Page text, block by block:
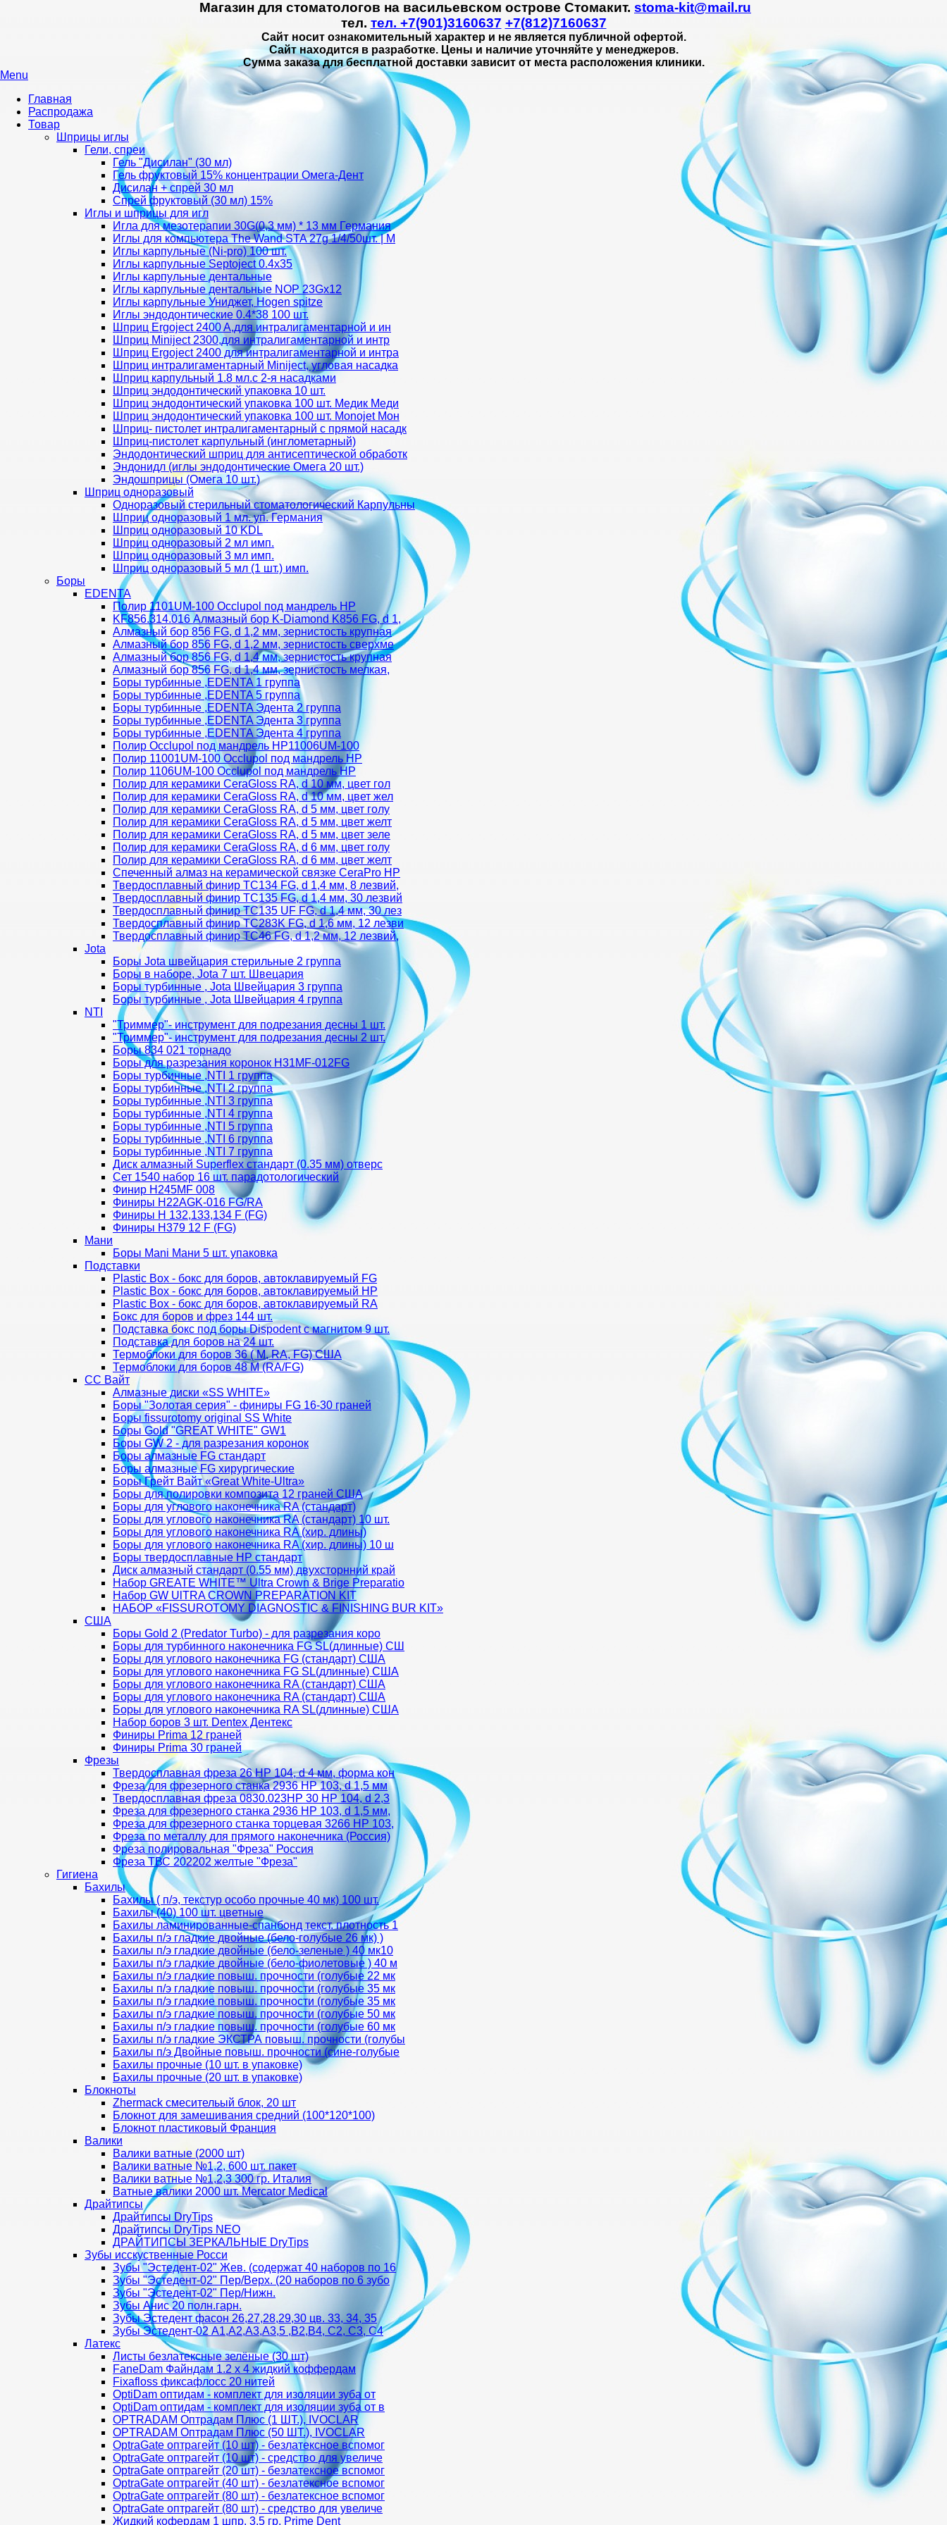
Магазин для стоматологов на васильевском острове Стомакит. stoma-kit@mail.ru
тел. тел. +7(901)3160637 +7(812)7160637
Сайт носит ознакомительный характер и не является публичной офертой.
Сайт находится в разработке. Цены и наличие уточняйте у менеджеров.
Сумма заказа для бесплатной доставки зависит от места расположения клиники.
Menu
Главная
Распродажа
Товар
Шприцы иглы
Гели, спреи
Гель "Дисилан" (30 мл)
Гель фруктовый 15% концентрации Омега-Дент
Дисилан + спрей 30 мл
Спрей фруктовый (30 мл) 15%
Иглы и шприцы для игл
Игла для мезотерапии 30G(0,3 мм) * 13 мм Германия
Иглы для компьютера The Wand STA 27g 1/4/50шт. | M
Иглы карпульные (Ni-pro) 100 шт.
Иглы карпульные Septoject 0.4х35
Иглы карпульные дентальные
Иглы карпульные дентальные NOP 23Gх12
Иглы карпульные Униджет, Hogen spitze
Иглы эндодонтические 0.4*38 100 шт.
Шприц Ergoject 2400 A,для интралигаментарной и ин
Шприц Miniject 2300,для интралигаментарной и интр
Шприц Ergoject 2400 для интралигаментарной и интра
Шприц интралигаментарный Miniject, угловая насадка
Шприц карпульный 1.8 мл.с 2-я насадками
Шприц эндодонтический упаковка 10 шт.
Шприц эндодонтический упаковка 100 шт. Медик Меди
Шприц эндодонтический упаковка 100 шт. Monojet Мон
Шприц- пистолет интралигаментарный с прямой насадк
Шприц-пистолет карпульный (инглометарный)
Эндодонтический шприц для антисептической обработк
Эндонидл (иглы эндодонтические Омега 20 шт.)
Эндошприцы (Омега 10 шт.)
Шприц одноразовый
Одноразовый стерильный стоматологический Карпульны
Шприц одноразовый 1 мл. уп. Германия
Шприц одноразовый 10 KDL
Шприц одноразовый 2 мл имп.
Шприц одноразовый 3 мл имп.
Шприц одноразовый 5 мл (1 шт.) имп.
Боры
EDENTA
Полир 1101UM-100 Occlupol под мандрель HP
KF856.314.016 Алмазный бор K-Diamond K856 FG, d 1,
Алмазный бор 856 FG, d 1,2 мм, зернистость крупная
Алмазный бор 856 FG, d 1,2 мм, зернистость сверхме
Алмазный бор 856 FG, d 1,4 мм, зернистость крупная
Алмазный бор 856 FG, d 1,4 мм, зернистость мелкая,
Боры турбинные ,EDENTA 1 группа
Боры турбинные ,EDENTA 5 группа
Боры турбинные ,EDENTA Эдента 2 группа
Боры турбинные ,EDENTA Эдента 3 группа
Боры турбинные ,EDENTA Эдента 4 группа
Полир Occlupol под мандрель HP11006UM-100
Полир 11001UM-100 Occlupol под мандрель HP
Полир 1106UM-100 Occlupol под мандрель HP
Полир для керамики CeraGloss RA, d 10 мм, цвет гол
Полир для керамики CeraGloss RA, d 10 мм, цвет жел
Полир для керамики CeraGloss RA, d 5 мм, цвет голу
Полир для керамики CeraGloss RA, d 5 мм, цвет желт
Полир для керамики CeraGloss RA, d 5 мм, цвет зеле
Полир для керамики CeraGloss RA, d 6 мм, цвет голу
Полир для керамики CeraGloss RA, d 6 мм, цвет желт
Спеченный алмаз на керамической связке CeraPro HP
Твердосплавный финир TC134 FG, d 1,4 мм, 8 лезвий,
Твердосплавный финир TC135 FG, d 1,4 мм, 30 лезвий
Твердосплавный финир TC135 UF FG, d 1,4 мм, 30 лез
Твердосплавный финир TC283K FG, d 1,6 мм, 12 лезви
Твердосплавный финир TC46 FG, d 1,2 мм, 12 лезвий,
Jota
Боры Jota швейцария стерильные 2 группа
Боры в наборе, Jota 7 шт. Швецария
Боры турбинные , Jota Швейцария 3 группа
Боры турбинные , Jota Швейцария 4 группа
NTI
"Триммер"- инструмент для подрезания десны 1 шт.
"Триммер"- инструмент для подрезания десны 2 шт.
Боры 834 021 торнадо
Боры для разрезания коронок H31MF-012FG
Боры турбинные ,NTI 1 группа
Боры турбинные ,NTI 2 группа
Боры турбинные ,NTI 3 группа
Боры турбинные ,NTI 4 группа
Боры турбинные ,NTI 5 группа
Боры турбинные ,NTI 6 группа
Боры турбинные ,NTI 7 группа
Диск алмазный Superflex стандарт (0.35 мм) отверс
Сет 1540 набор 16 шт. парадотологический
Финир H245MF 008
Финиры H22AGK-016 FG/RA
Финиры Н 132,133,134 F (FG)
Финиры Н379 12 F (FG)
Мани
Боры Mani Мани 5 шт. упаковка
Подставки
Plastic Box - бокс для боров, автоклавируемый FG
Plastic Box - бокс для боров, автоклавируемый HP
Plastic Box - бокс для боров, автоклавируемый RA
Бокс для боров и фрез 144 шт.
Подставка бокс под боры Dispodent с магнитом 9 шт.
Подставка для боров на 24 шт.
Термоблоки для боров 36 ( М, RA, FG) США
Термоблоки для боров 48 М (RA/FG)
СС Вайт
Алмазные диски «SS WHITE»
Боры "Золотая серия" - финиры FG 16-30 граней
Боры fissurotomy original SS White
Боры Gold "GREAT WHITE" GW1
Боры GW 2 - для разрезания коронок
Боры алмазные FG стандарт
Боры алмазные FG хирургические
Боры Грейт Вайт «Great White-Ultra»
Боры для полировки композита 12 граней США
Боры для углового наконечника RA (стандарт)
Боры для углового наконечника RA (стандарт) 10 шт.
Боры для углового наконечника RA (хир. длины)
Боры для углового наконечника RA (хир. длины) 10 ш
Боры твердосплавные НР стандарт
Диск алмазный стандарт (0.55 мм) двухсторнний край
Набор GREATE WHITE™ Ultra Crown & Brige Preparatio
Набор GW UlTRA CROWN PREPARATION KIT
НАБОР «FISSUROTOMY DIAGNOSTIC & FINISHING BUR KIT»
США
Боры Gold 2 (Predator Turbo) - для разрезания коро
Боры для турбинного наконечника FG SL(длинные) CШ
Боры для углового наконечника FG (стандарт) США
Боры для углового наконечника FG SL(длинные) CША
Боры для углового наконечника RA (стандарт) США
Боры для углового наконечника RA (стандарт) США
Боры для углового наконечника RA SL(длинные) CША
Набор боров 3 шт. Dentex Дентекс
Финиры Prima 12 граней
Финиры Prima 30 граней
Фрезы
Твердосплавная фреза 26 HP 104, d 4 мм, форма кон
Фреза для фрезерного станка 2936 HP 103, d 1,5 мм
Твердосплавная фреза 0830.023HP 30 HP 104, d 2,3
Фреза для фрезерного станка 2936 HP 103, d 1,5 мм,
Фреза для фрезерного станка торцевая 3266 HP 103,
Фреза по металлу для прямого наконечника (Россия)
Фреза полировальная "Фреза" Россия
Фреза ТВС 202202 желтые "Фреза"
Гигиена
Бахилы
Бахилы ( п/э, текстур особо прочные 40 мк) 100 шт.
Бахилы (40) 100 шт. цветные
Бахилы ламинированные-спанбонд текст. плотность 1
Бахилы п/э гладкие двойные (бело-голубые 26 мк) )
Бахилы п/э гладкие двойные (бело-зеленые ) 40 мк10
Бахилы п/э гладкие двойные (бело-фиолетовые ) 40 м
Бахилы п/э гладкие повыш. прочности (голубые 22 мк
Бахилы п/э гладкие повыш. прочности (голубые 35 мк
Бахилы п/э гладкие повыш. прочности (голубые 35 мк
Бахилы п/э гладкие повыш. прочности (голубые 50 мк
Бахилы п/э гладкие повыш. прочности (голубые 60 мк
Бахилы п/э гладкие ЭКСТРА повыш. прочности (голубы
Бахилы п/э Двойные повыш. прочности (сине-голубые
Бахилы прочные (10 шт. в упаковке)
Бахилы прочные (20 шт. в упаковке)
Блокноты
Zhermack смесительый блок, 20 шт
Блокнот для замешивания средний (100*120*100)
Блокнот пластиковый Франция
Валики
Валики ватные (2000 шт)
Валики ватные №1,2, 600 шт. пакет
Валики ватные №1,2,3 300 гр. Италия
Ватные валики 2000 шт. Mercator Medical
Драйтипсы
Драйтипсы DryTips
Драйтипсы DryTips NEO
ДРАЙТИПСЫ ЗЕРКАЛЬНЫЕ DryTips
Зубы исскуственные Росси
Зубы "Эстедент-02" Жев. (содержат 40 наборов по 16
Зубы "Эстедент-02" Пер/Верх. (20 наборов по 6 зубо
Зубы "Эстедент-02" Пер/Нижн.
Зубы Анис 20 полн.гарн.
Зубы Эстедент фасон 26,27,28,29,30 цв. 33, 34, 35
Зубы Эстедент-02 А1,А2,А3,А3,5 ,В2,В4, С2, С3, С4
Латекс
Листы безлатексные зелёные (30 шт)
FaneDam Файндам 1.2 х 4 жидкий коффердам
Fixafloss фиксафлосс 20 нитей
OptiDam оптидам - комплект для изоляции зуба от
OptiDam оптидам - комплект для изоляции зуба от в
OPTRADAM Оптрадам Плюс (1 ШТ.), IVOCLAR
OPTRADAM Оптрадам Плюс (50 ШТ.), IVOCLAR
OptraGate оптрагейт (10 шт) - безлатексное вспомог
OptraGate оптрагейт (10 шт) - средство для увеличе
OptraGate оптрагейт (20 шт) - безлатексное вспомог
OptraGate оптрагейт (40 шт) - безлатексное вспомог
OptraGate оптрагейт (80 шт) - безлатексное вспомог
OptraGate оптрагейт (80 шт) - средство для увеличе
Жидкий кофердам 1 шпр. 3,5 гр. Prime Dent